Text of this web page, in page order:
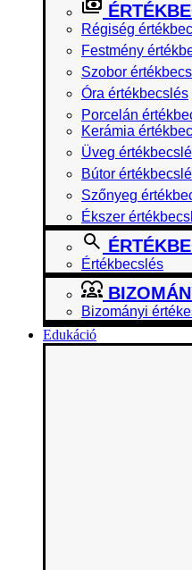
Régiség
Festmény
Szobor
Óra értékbecslés
Porcelán
Kerámia
Üveg
Bútor
Szőnyeg
Ékszer
Értékbecslés
Bizományi
Edukáció